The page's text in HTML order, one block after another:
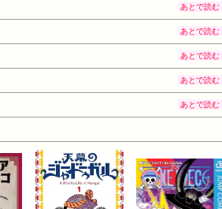
あとで読む
あとで読む
あとで読む
あとで読む
あとで読む